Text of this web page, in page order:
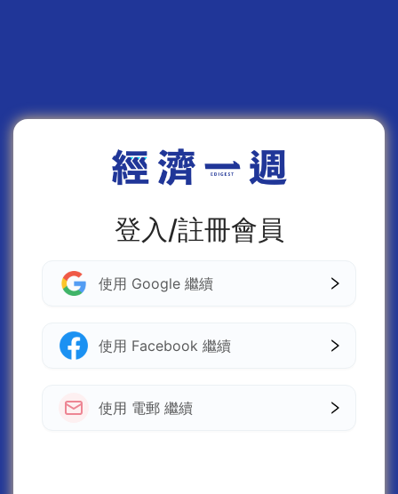
登入/註冊會員
使用 Google 繼續
使用 Facebook 繼續
使用 電郵 繼續